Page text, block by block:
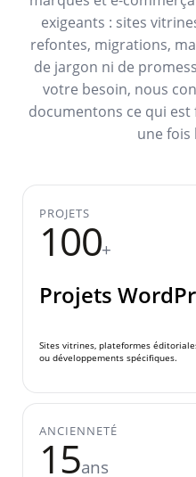
exigeants : sites
refontes, migrations,
de jargon ni de
votre besoin, nous
documentons ce qui
une fois
PROJETS
100+
Projets
Sites vitrines, plateformes
ou développements spécifiques.
ANCIENNETÉ
15ans